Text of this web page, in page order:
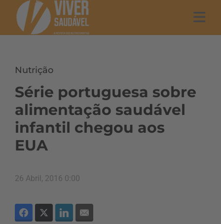
Nutrição
Série portuguesa sobre
alimentação saudável
infantil chegou aos
EUA
26 Abril, 2016 0:00